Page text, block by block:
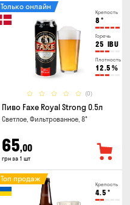
Крепость
8 °
Горечь
25 IBU
Плотность
12.5 %
(0)
Только онлайн
Пиво Faxe Royal Strong 0.5л
Светлое, Фильтрованное, 8°
65,00
грн за 1 шт
Крепость
4.5 °
Топ продаж